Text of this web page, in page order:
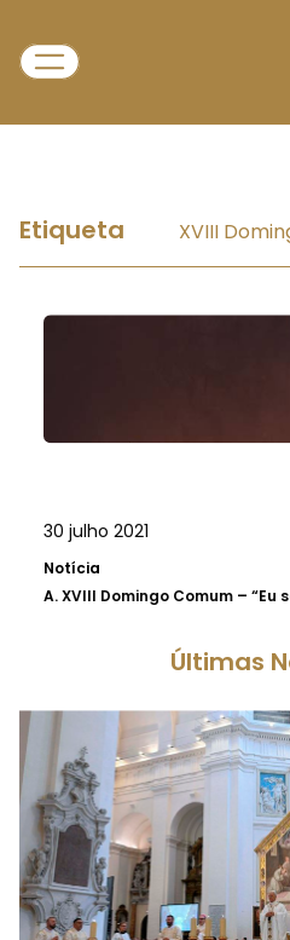
Etiqueta XVIII
30 julho 2021
Notícia
A.XVIII Domingo Comum – “Eu
Últimas